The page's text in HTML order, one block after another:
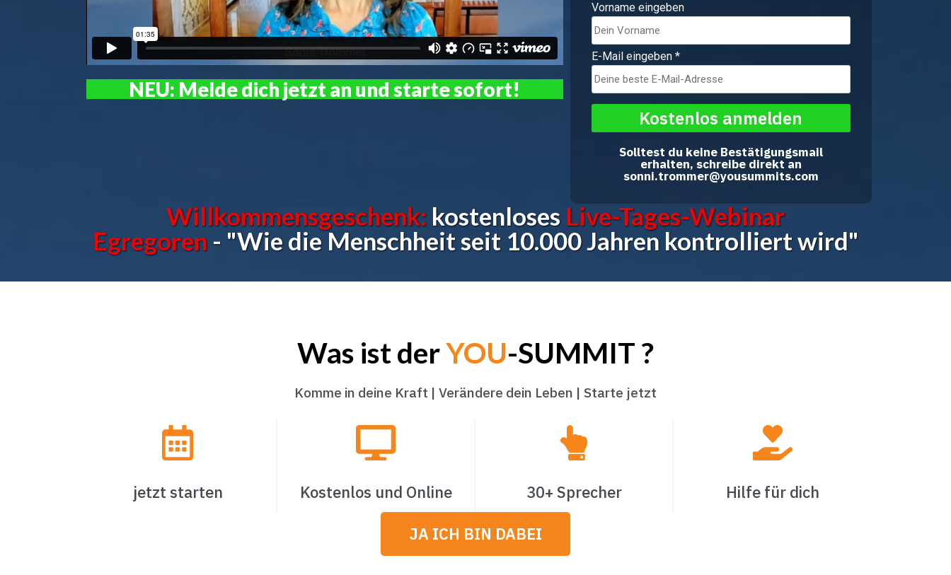
NEU: Melde dich jetzt an und starte sofort!
Vorname eingeben
E-Mail eingeben *
Kostenlos anmelden
Solltest du keine Bestätigungsmail
erhalten, schreibe direkt an
sonni.trommer@yousummits.com
Willkommensgeschenk: kostenloses Live-Tages-Webinar
Egregoren - "Wie die Menschheit seit 10.000 Jahren kontrolliert wird"
Was ist derYOU-SUMMIT ?
Komme in deine Kraft | Verändere dein Leben | Starte jetzt
jetzt starten Kostenlos und Online 30+ Sprecher Hilfe für dich
JA ICH BIN DABEI